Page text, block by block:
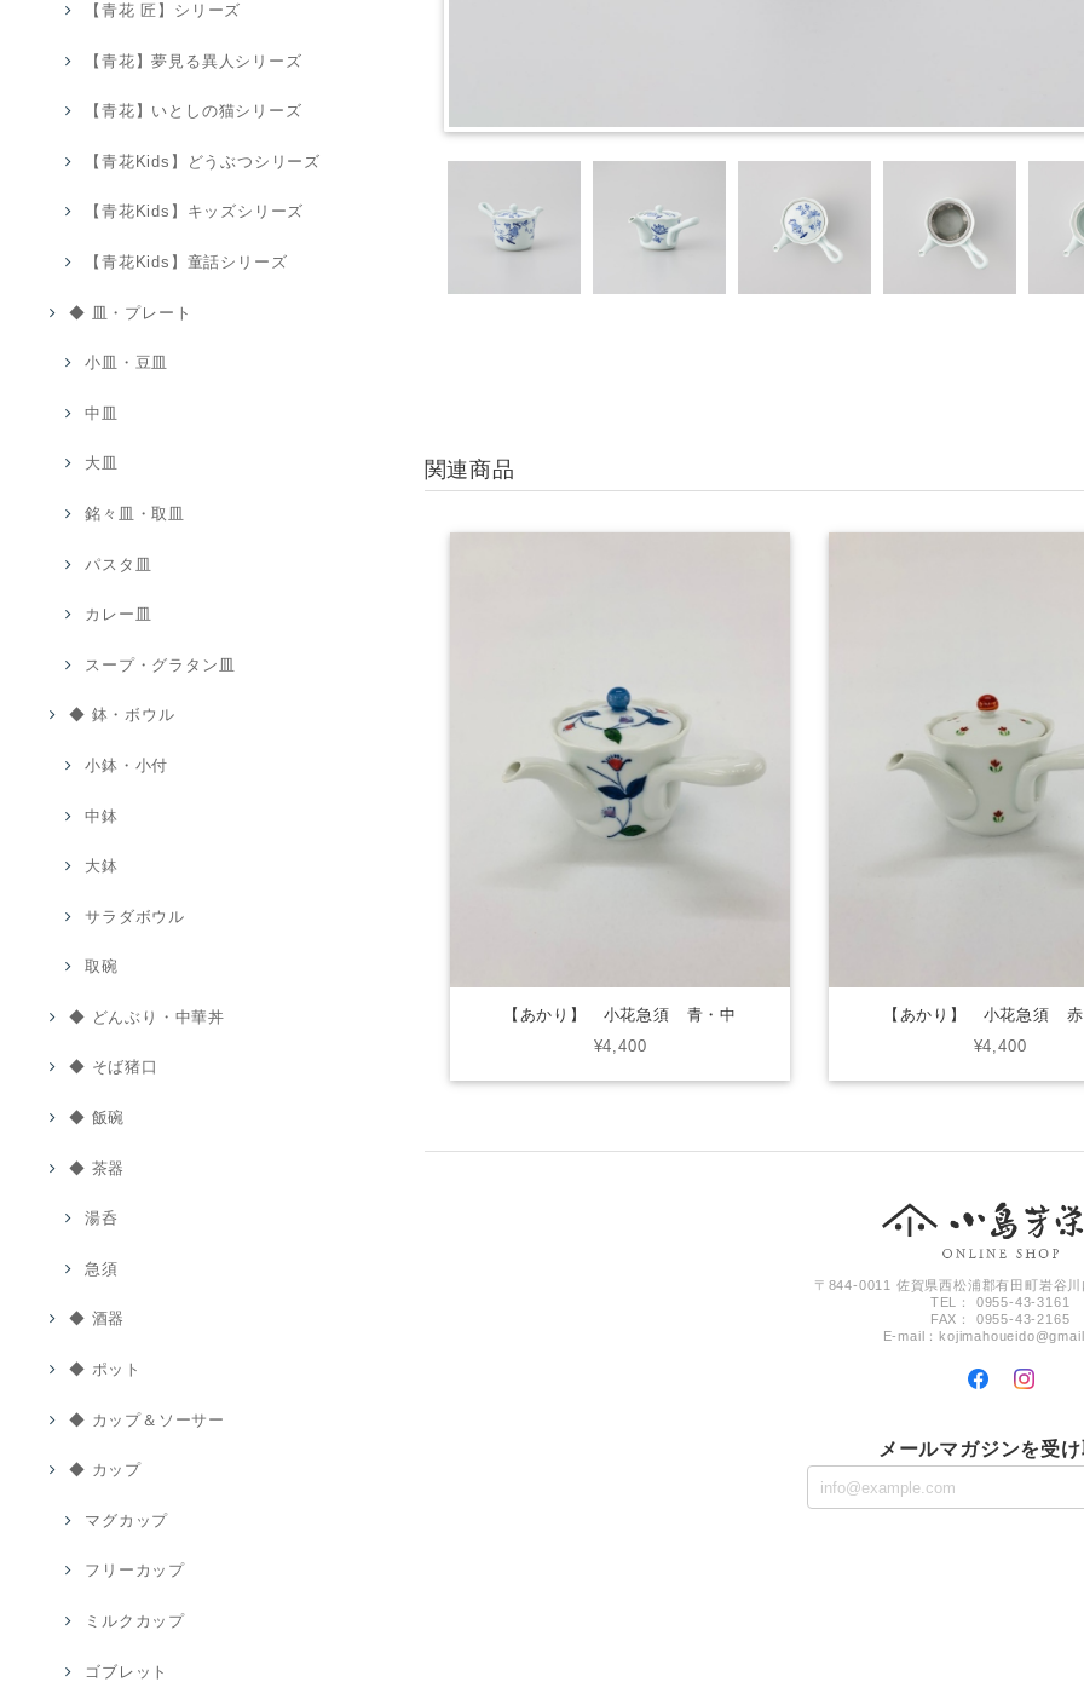
【青花 匠】シリーズ
【青花】夢見る異人シリーズ
【青花】いとしの猫シリーズ
【青花Kids】どうぶつシリーズ
【青花Kids】キッズシリーズ
【青花Kids】童話シリーズ
◆ 皿・プレート
小皿・豆皿
中皿
大皿
銘々皿・取皿
パスタ皿
カレー皿
スープ・グラタン皿
◆ 鉢・ボウル
小鉢・小付
中鉢
大鉢
サラダボウル
取碗
◆ どんぶり・中華丼
◆ そば猪口
◆ 飯碗
◆ 茶器
湯呑
急須
◆ 酒器
◆ ポット
◆ カップ＆ソーサー
◆ カップ
マグカップ
フリーカップ
ミルクカップ
ゴブレット
関連商品
【あかり】 小花急須 青・中
¥4,400
【あかり】 小花急須
¥4,400
〒844-0011 佐賀県西松浦郡有田町岩谷
TEL： 0955-43-3161
FAX： 0955-43-2165
E-mail：
メールマガジンを受